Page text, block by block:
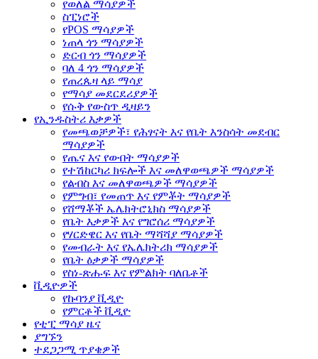
የወለል ማሳያዎች
ስፒነሮች
የPOS ማሳያዎች
ነጠላ ጎን ማሳያዎች
ድርብ ጎን ማሳያዎች
ባለ 4 ጎን ማሳያዎች
የጠረጴዛ ላይ ማሳያ
የማሳያ መደርደሪያዎች
የሱቅ የውስጥ ዲዛይን
የኢንዱስትሪ እቃዎች
የመጫወቻዎች፣ የሕፃናት እና የቤት እንስሳት መደብር
ማሳያዎች
የጤና እና የውበት ማሳያዎች
የተሽከርካሪ ክፍሎች እና መለዋወጫዎች ማሳያዎች
የልብስ እና መለዋወጫዎች ማሳያዎች
የምግብ፣ የመጠጥ እና የምቾት ማሳያዎች
የሸማቾች ኤሌክትሮኒክስ ማሳያዎች
የቤት እቃዎች እና የግሮሰሪ ማሳያዎች
የሃርድዌር እና የቤት ማሻሻያ ማሳያዎች
የመብራት እና የኤሌክትሪክ ማሳያዎች
የቤት ዕቃዎች ማሳያዎች
የስነ-ጽሑፍ እና የምልክት ባለቤቶች
ቪዲዮዎች
የኩባንያ ቪዲዮ
የምርቶች ቪዲዮ
የቲፒ ማሳያ ዜና
ያግኙን
ተደጋጋሚ ጥያቄዎች